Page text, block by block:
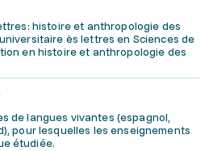
histoire et anthropologie des
ès lettres en Sciences de
en histoire et anthropologie des
de langues vivantes (espagnol,
pour lesquelles les enseignements
étudiée.